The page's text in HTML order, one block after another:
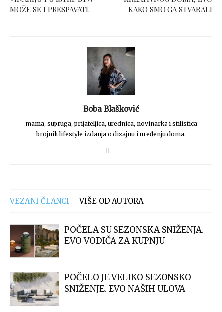
MOŽE SE I PRESPAVATI.
KAKO SMO GA STVARALI
Boba Blašković
mama, supruga, prijateljica, urednica, novinarka i stilistica
brojnih lifestyle izdanja o dizajnu i uređenju doma.
VEZANI ČLANCI VIŠE OD AUTORA
POČELA SU SEZONSKA SNIŽENJA.
EVO VODIČA ZA KUPNJU
POČELO JE VELIKO SEZONSKO
SNIŽENJE. EVO NAŠIH ULOVA